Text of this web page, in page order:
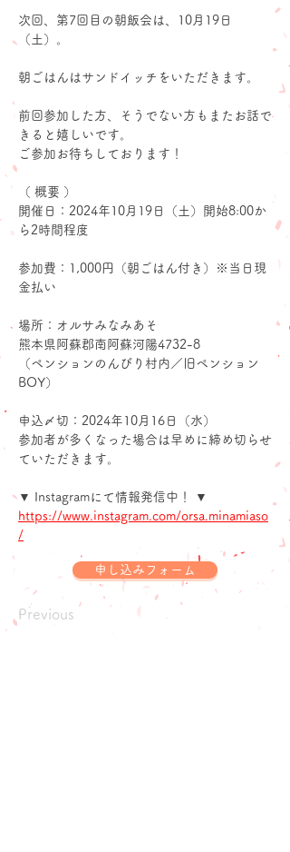
次回、第7回目の朝飯会は、10月19日
（土）。
朝ごはんはサンドイッチをいただきます。
前回参加した方、そうでない方もまたお話で
きると嬉しいです。
ご参加お待ちしております！
（ 概要 ）
開催日：2024年10月19日（土）開始8:00か
ら2時間程度
参加費：1,000円（朝ごはん付き）※当日現
金払い
場所：オルサみなみあそ
熊本県阿蘇郡南阿蘇河陽4732-8
（ペンションのんびり村内／旧ペンション
BOY）
申込〆切：2024年10月16日（水）
参加者が多くなった場合は早めに締め切らせ
ていただきます。
▼ Instagramにて情報発信中！ ▼
https://www.instagram.com/orsa.minamiaso
/
申し込みフォーム
Previous